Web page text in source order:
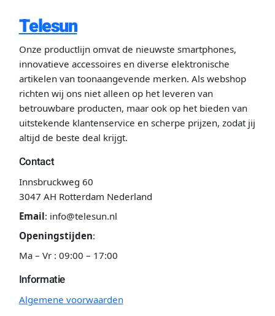
Telesun
Onze productlijn omvat de nieuwste smartphones,
innovatieve accessoires en diverse elektronische
artikelen van toonaangevende merken. Als webshop
richten wij ons niet alleen op het leveren van
betrouwbare producten, maar ook op het bieden van
uitstekende klantenservice en scherpe prijzen, zodat jij
altijd de beste deal krijgt.
Contact
Innsbruckweg 60
3047 AH Rotterdam Nederland
Email: info@telesun.nl
Openingstijden:
Ma – Vr : 09:00 – 17:00
Informatie
Algemene voorwaarden